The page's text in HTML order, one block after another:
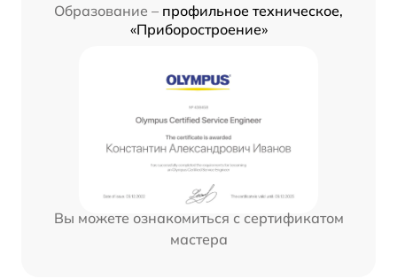
Образование – профильное техническое,
«Приборостроение»
Вы можете ознакомиться с сертификатом
мастера